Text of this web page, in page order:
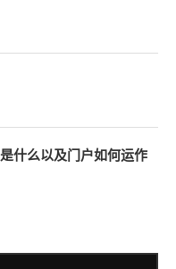
什么以及门户如何运作